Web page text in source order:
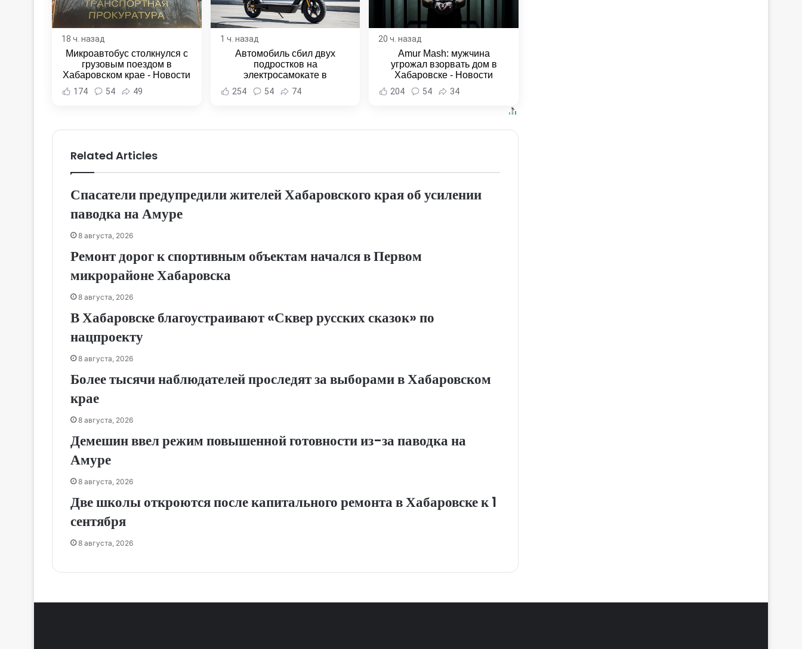
18 ч. назад
Микроавтобус столкнулся с
грузовым поездом в
Хабаровском крае - Новости
Хабаровска и Хабаровского
края
174 54 49
1 ч. назад
Автомобиль сбил двух
подростков на
электросамокате в
Комсомольске-на-Амуре -
Новости Хабаровска и
254 54 74
20 ч. назад
Amur Mash: мужчина
угрожал взорвать дом в
Хабаровске - Новости
Хабаровска и Хабаровского
края
204 54 34
Related Articles
Спасатели предупредили жителей Хабаровского края об усилении
паводка на Амуре
8 августа, 2026
Ремонт дорог к спортивным объектам начался в Первом
микрорайоне Хабаровска
8 августа, 2026
В Хабаровске благоустраивают «Сквер русских сказок» по
нацпроекту
8 августа, 2026
Более тысячи наблюдателей проследят за выборами в Хабаровском
крае
8 августа, 2026
Демешин ввел режим повышенной готовности из-за паводка на
Амуре
8 августа, 2026
Две школы откроются после капитального ремонта в Хабаровске к 1
сентября
8 августа, 2026